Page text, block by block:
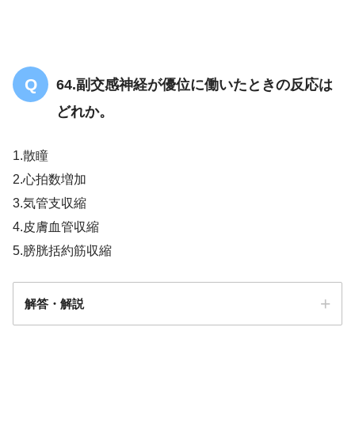
64.副交感神経が優位に働いたときの反応は
どれか。
1.散瞳
2.心拍数増加
3.気管支収縮
4.皮膚血管収縮
5.膀胱括約筋収縮
解答・解説